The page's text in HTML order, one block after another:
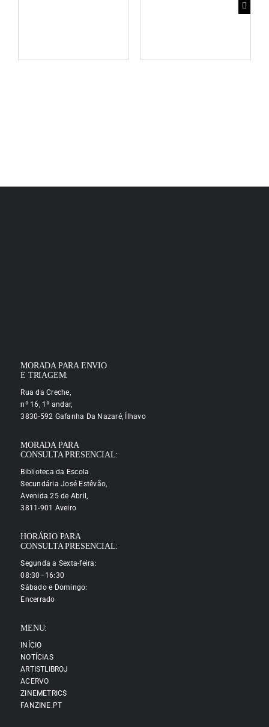
MORADA PARA ENVIO
E TRIAGEM:
Rua da Creche,
nº 16, 1º andar,
3830-592 Gafanha Da Nazaré, Ílhavo
MORADA PARA
CONSULTA PRESENCIAL:
Biblioteca da Escola
Secundária José Estêvão,
Avenida 25 de Abril,
3811-901 Aveiro
HORÁRIO PARA
CONSULTA PRESENCIAL:
Segunda a Sexta-feira:
08:30–16:30
Sábado e Domingo:
Encerrado
MENU:
INÍCIO
NOTÍCIAS
ARTISTLIBROJ
ACERVO
ZINEMETRICS
FANZINE.PT